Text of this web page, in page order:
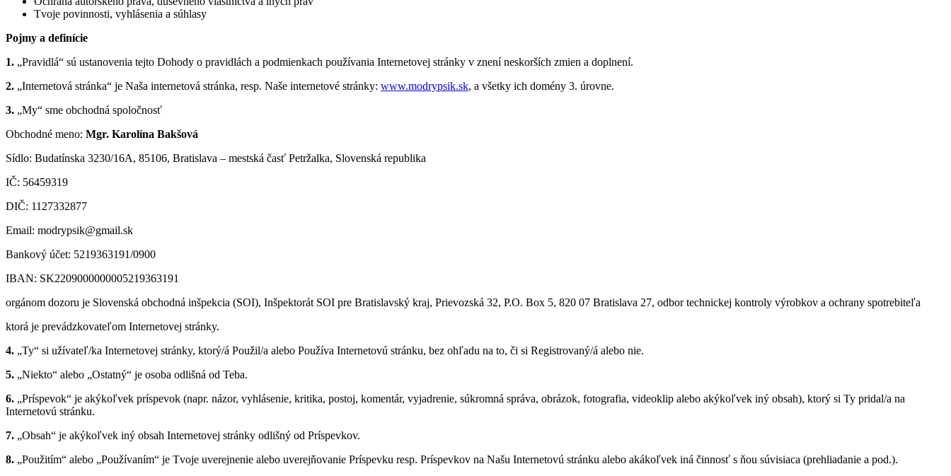
Tvoje povinnosti, vyhlásenia a súhlasy
Pojmy a definície
1. „Pravidlá“ sú ustanovenia tejto Dohody o pravidlách a podmienkach používania Internetovej stránky v znení neskorších zmien a doplnení.
2. „Internetová stránka“ je Naša internetová stránka, resp. Naše internetové stránky: www.modrypsik.sk, a všetky ich domény 3. úrovne.
3. „My“ sme obchodná spoločnosť
Obchodné meno: Mgr. Karolína Bakšová
Sídlo: Budatínska 3230/16A, 85106, Bratislava – mestská časť Petržalka, Slovenská republika
IČ: 56459319
DIČ: 1127332877
Email: modrypsik@gmail.sk
Bankový účet: 5219363191/0900
IBAN: SK2209000000005219363191
orgánom dozoru je Slovenská obchodná inšpekcia (SOI), Inšpektorát SOI pre Bratislavský kraj, Prievozská 32, P.O. Box 5, 820 07 Bratislava 27, odbor technickej kontroly výrobkov a ochrany spotrebiteľa
ktorá je prevádzkovateľom Internetovej stránky.
4. „Ty“ si užívateľ/ka Internetovej stránky, ktorý/á Použil/a alebo Používa Internetovú stránku, bez ohľadu na to, či si Registrovaný/á alebo nie.
5. „Niekto“ alebo „Ostatný“ je osoba odlišná od Teba.
6. „Príspevok“ je akýkoľvek príspevok (napr. názor, vyhlásenie, kritika, postoj, komentár, vyjadrenie, súkromná správa, obrázok, fotografia, videoklip alebo akýkoľvek iný obsah), ktorý si Ty pridal/a na
Internetovú stránku.
7. „Obsah“ je akýkoľvek iný obsah Internetovej stránky odlišný od Príspevkov.
8. „Použitím“ alebo „Používaním“ je Tvoje uverejnenie alebo uverejňovanie Príspevku resp. Príspevkov na Našu Internetovú stránku alebo akákoľvek iná činnosť s ňou súvisiaca (prehliadanie a pod.).